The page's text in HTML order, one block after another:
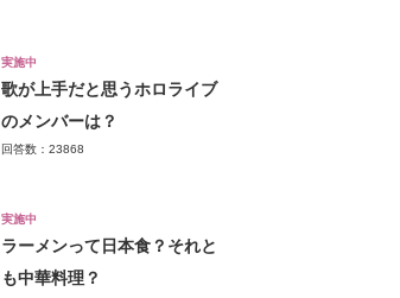
実施中
歌が上手だと思うホロライブ
のメンバーは？
回答数：23868
実施中
ラーメンって日本食？それと
も中華料理？